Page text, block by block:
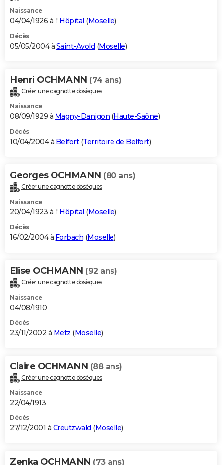
Naissance
04/04/1926 à l' Hôpital (Moselle)
Décès
05/05/2004 à Saint-Avold (Moselle)
Henri OCHMANN (74 ans)
Créer une cagnotte obsèques
Naissance
08/09/1929 à Magny-Danigon (Haute-Saône)
Décès
10/04/2004 à Belfort(Territoire de Belfort)
Georges OCHMANN (80 ans)
Créer une cagnotte obsèques
Naissance
20/04/1923 à l' Hôpital (Moselle)
Décès
16/02/2004 à Forbach (Moselle)
Elise OCHMANN (92 ans)
Créer une cagnotte obsèques
Naissance
04/08/1910
Décès
23/11/2002 à Metz (Moselle)
Claire OCHMANN (88 ans)
Créer une cagnotte obsèques
Naissance
22/04/1913
Décès
27/12/2001 à Creutzwald (Moselle)
Zenka OCHMANN (73 ans)